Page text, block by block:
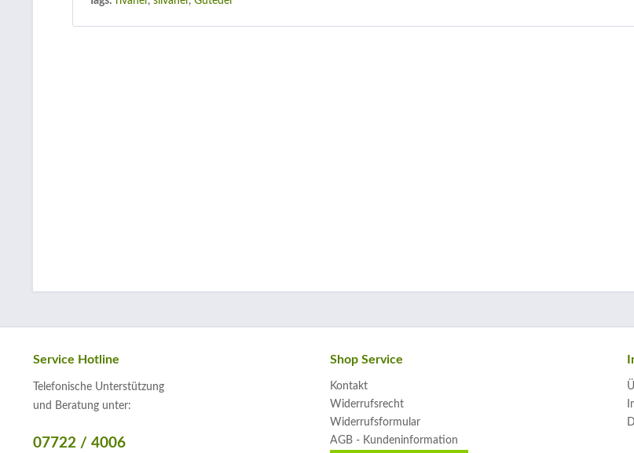
Service Hotline
Telefonische Unterstützung
und Beratung unter:
07722 / 4006
Shop Service
Kontakt
Widerrufsrecht
Widerrufsformular
AGB - Kundeninformation